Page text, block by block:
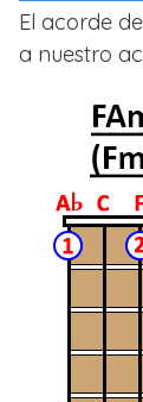
El acorde
a nuestro